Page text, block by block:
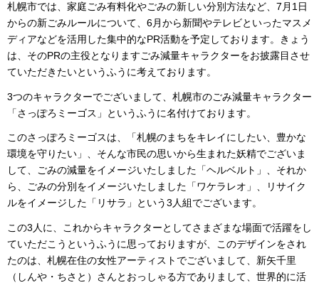
札幌市では、家庭ごみ有料化やごみの新しい分別方法など、7月1日
からの新ごみルールについて、6月から新聞やテレビといったマスメ
ディアなどを活用した集中的なPR活動を予定しております。きょう
は、そのPRの主役となりますごみ減量キャラクターをお披露目させ
ていただきたいというふうに考えております。
3つのキャラクターでございまして、札幌市のごみ減量キャラクター
「さっぽろミーゴス」というふうに名付けております。
このさっぽろミーゴスは、「札幌のまちをキレイにしたい、豊かな
環境を守りたい」、そんな市民の思いから生まれた妖精でございま
して、ごみの減量をイメージいたしました「ヘルベルト」、それか
ら、ごみの分別をイメージいたしました「ワケラレオ」、リサイク
ルをイメージした「リサラ」という3人組でございます。
この3人に、これからキャラクターとしてさまざまな場面で活躍をし
ていただこうというふうに思っておりますが、このデザインをされ
たのは、札幌在住の女性アーティストでございまして、新矢千里
（しんや・ちさと）さんとおっしゃる方でありまして、世界的に活